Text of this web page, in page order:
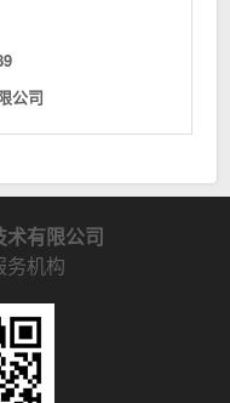
公司
术有限公司
务机构